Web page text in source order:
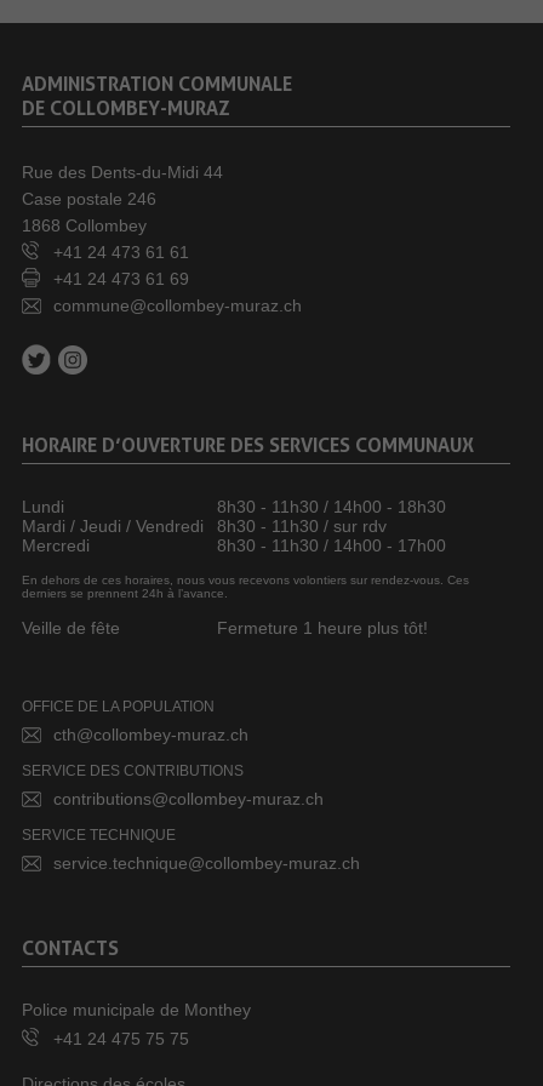
ADMINISTRATION COMMUNALE
DE COLLOMBEY-MURAZ
Rue des Dents-du-Midi 44
Case postale 246
1868 Collombey
+41 24 473 61 61
+41 24 473 61 69
commune@collombey-muraz.ch
HORAIRE D’OUVERTURE DES SERVICES COMMUNAUX
Lundi
8h30 - 11h30 / 14h00 - 18h30
Mardi / Jeudi / Vendredi
8h30 - 11h30 / sur rdv
Mercredi
8h30 - 11h30 / 14h00 - 17h00
En dehors de ces horaires, nous vous recevons volontiers sur rendez-vous. Ces
derniers se prennent 24h à l’avance.
Veille de fête Fermeture 1 heure plus tôt!
OFFICE DE LA POPULATION
cth@collombey-muraz.ch
SERVICE DES CONTRIBUTIONS
contributions@collombey-muraz.ch
SERVICE TECHNIQUE
service.technique@collombey-muraz.ch
CONTACTS
Police municipale de Monthey
+41 24 475 75 75